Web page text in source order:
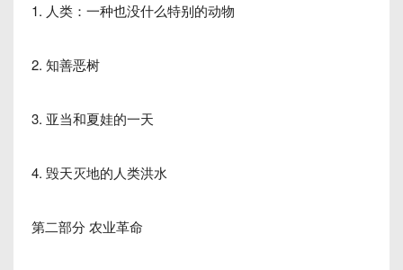
1. 人类：一种也没什么特别的动物
2. 知善恶树
3. 亚当和夏娃的一天
4. 毁天灭地的人类洪水
第二部分 农业革命